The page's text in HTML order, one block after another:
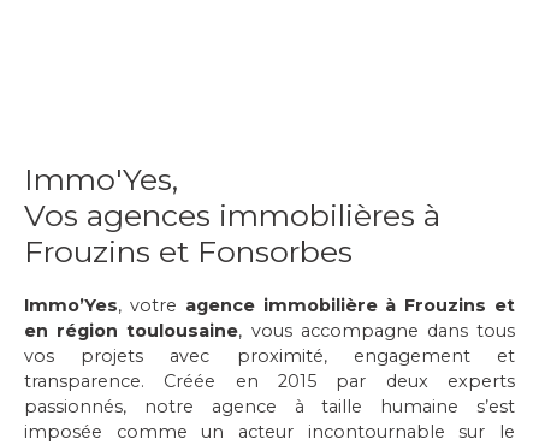
Immo'Yes,
Vos agences immobilières à
Frouzins et Fonsorbes
Immo’Yes, votre agence immobilière à Frouzins et
en région toulousaine, vous accompagne dans tous
vos projets avec proximité, engagement et
transparence. Créée en 2015 par deux experts
passionnés, notre agence à taille humaine s’est
imposée comme un acteur incontournable sur le